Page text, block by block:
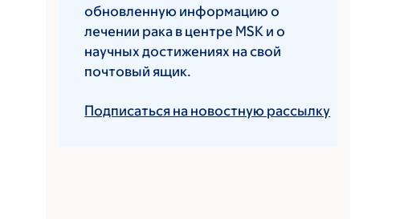
обновленную информацию о
лечении рака в центре MSK и о
научных достижениях на свой
почтовый ящик.
Подписаться на новостную рассылку